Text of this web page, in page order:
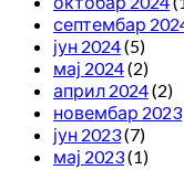
септембар
јун 2024(5)
мај 2024(2)
април 2024(2)
новембар 2023
јун 2023(7)
мај 2023(1)